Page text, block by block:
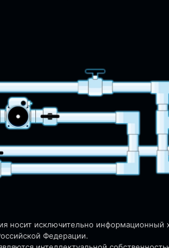
исключительно информационный
Федерации.